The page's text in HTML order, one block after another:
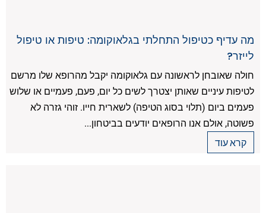
מה עדיף כטיפול התחלתי בגלאוקומה: טיפות או טיפול
לייזר?
חולה שאובחן לראשונה עם גלאוקומה יקבל מהרופא שלו מרשם
לטיפות עיניים שאותן יצטרך לשים כל יום, פעם, פעמיים או שלוש
פעמים ביום (תלוי בסוג הטיפה) לשארית חייו. זוהי גזרה לא
פשוטה, אולם אנו הרופאים יודעים בביטחון...
קרא עוד